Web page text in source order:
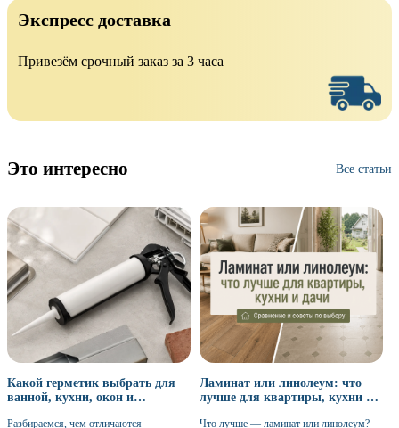
Экспресс доставка
Привезём срочный заказ за 3 часа
Это интересно Все статьи
Какой герметик выбрать для
ванной, кухни, окон и
Разбираемся, чем отличаются
Ламинат или линолеум: что
лучше для квартиры, кухни и
Что лучше — ламинат или линолеум?